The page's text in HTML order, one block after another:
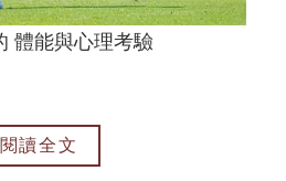
體能與心理考驗
閱讀全文